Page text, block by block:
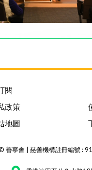
閱
政策
地圖
善寧會 | 慈善機構註冊編號 :